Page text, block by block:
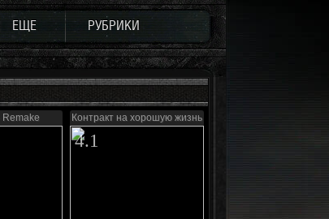
ЕЩЕ РУБРИКИ
Remake Контракт на хорошую жизнь
4.1